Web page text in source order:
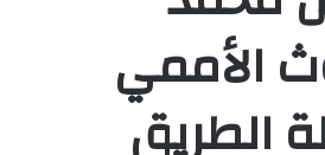
الأممي
الطريق